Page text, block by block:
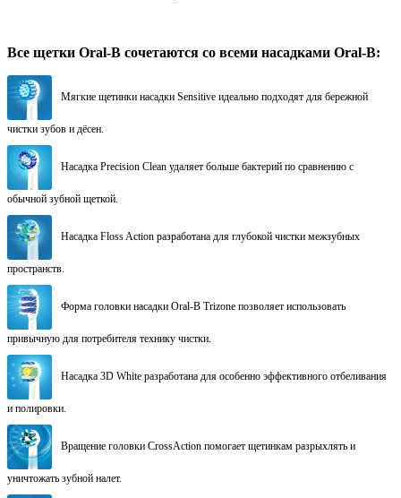
Все щетки Oral-B cочетаются со всеми насадками Oral-B:
Мягкие щетинки насадки Sensitive идеально подходят для бережной
чистки зубов и дёсен.
Насадка Precision Clean удаляет больше бактерий по сравнению с
обычной зубной щеткой.
Насадка Floss Action разработана для глубокой чистки межзубных
пространств.
Форма головки насадки Oral-B Trizone позволяет использовать
привычную для потребителя технику чистки.
Насадка 3D White разработана для особенно эффективного отбеливания
и полировки.
Вращение головки CrossAction помогает щетинкам разрыхлять и
уничтожать зубной налет.